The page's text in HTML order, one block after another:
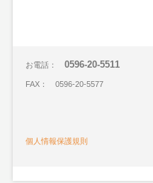
お電話：0596-20-5511
FAX： 0596-20-5577
個人情報保護規則